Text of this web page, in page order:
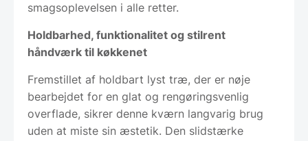
smagsoplevelsen i alle retter.
Holdbarhed, funktionalitet og stilrent
håndværk til køkkenet
Fremstillet af holdbart lyst træ, der er nøje
bearbejdet for en glat og rengøringsvenlig
overflade, sikrer denne kværn langvarig brug
uden at miste sin æstetik. Den slidstærke